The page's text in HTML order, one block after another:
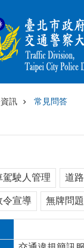
訊 常見問答
駕駛人管理 道
令宣導 無牌問題